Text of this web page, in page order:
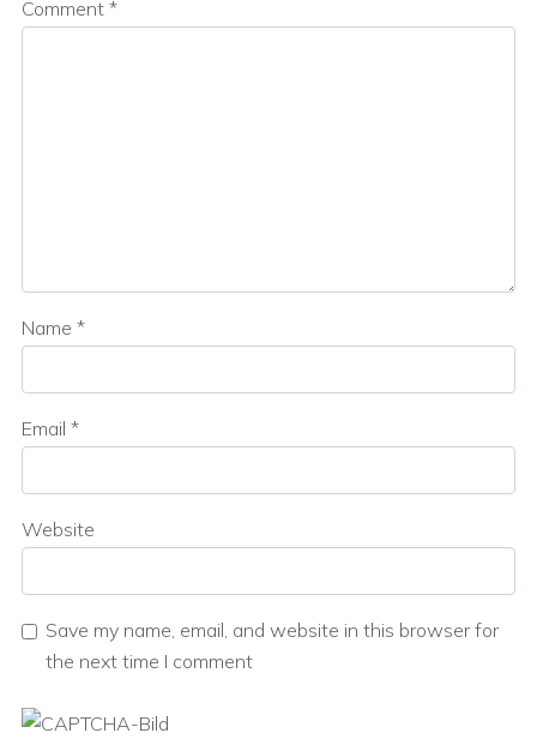
Comment *
Name *
Email *
Website
Save my name, email, and website in this browser for
the next time I comment